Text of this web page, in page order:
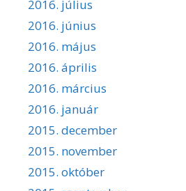
2016. július
2016. június
2016. május
2016. április
2016. március
2016. január
2015. december
2015. november
2015. október